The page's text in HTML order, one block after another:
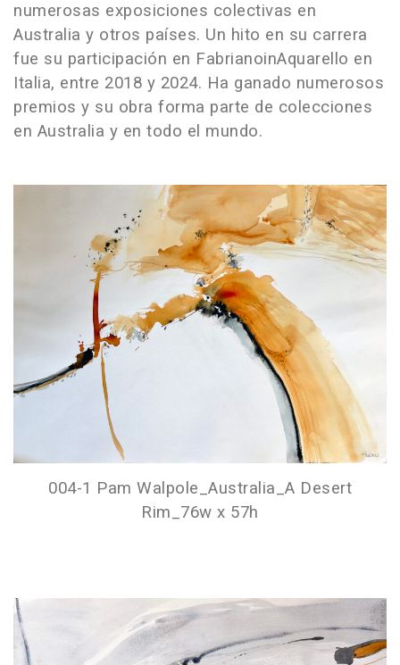
numerosas exposiciones colectivas en
Australia y otros países. Un hito en su carrera
fue su participación en FabrianoinAquarello en
Italia, entre 2018 y 2024. Ha ganado numerosos
premios y su obra forma parte de colecciones
en Australia y en todo el mundo.
004-1 Pam Walpole_Australia_A Desert
Rim_76w x 57h